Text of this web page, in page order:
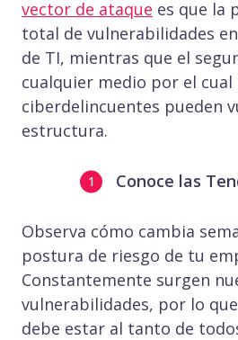
vector de ataque es que la
total de vulnerabilidades
de TI, mientras que el
cualquier medio por el cual
ciberdelincuentes pueden
estructura.
Conoce las
Observa cómo cambia
postura de riesgo de tu
Constantemente surgen
vulnerabilidades, por lo
debe estar al tanto de